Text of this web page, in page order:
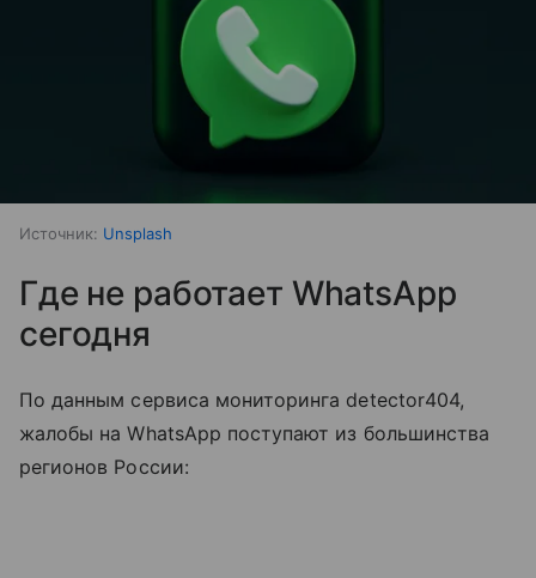
Источник: Unsplash
Где не работает WhatsApp
сегодня
По данным сервиса мониторинга detector404,
жалобы на WhatsApp поступают из большинства
регионов России: